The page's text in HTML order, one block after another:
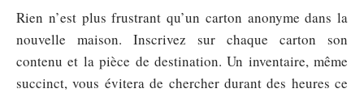
Rien n’est plus frustrant qu’un carton anonyme dans la
nouvelle maison. Inscrivez sur chaque carton son
contenu et la pièce de destination. Un inventaire, même
succinct, vous évitera de chercher durant des heures ce